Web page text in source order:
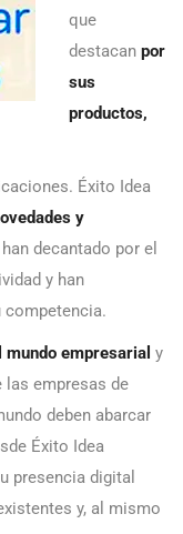
que
destacan por
sus
productos,
Éxito Idea
y
decantado por el
y han
competencia.
empresarial y
las empresas de
deben abarcar
Éxito Idea
presencia digital
y, al mismo